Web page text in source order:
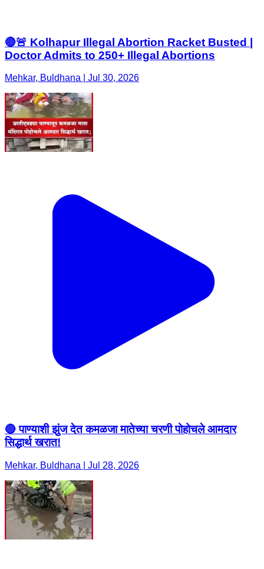
🔴🚨 Kolhapur Illegal Abortion Racket Busted |
Doctor Admits to 250+ Illegal Abortions
Mehkar, Buldhana | Jul 30, 2026
🔴 पाण्याशी झुंज देत कमळजा मातेच्या चरणी पोहोचले आमदार
सिद्धार्थ खरात!
Mehkar, Buldhana | Jul 28, 2026